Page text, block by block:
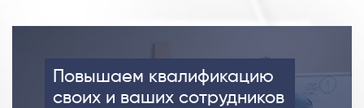
Повышаем квалификацию
своих и ваших сотрудников